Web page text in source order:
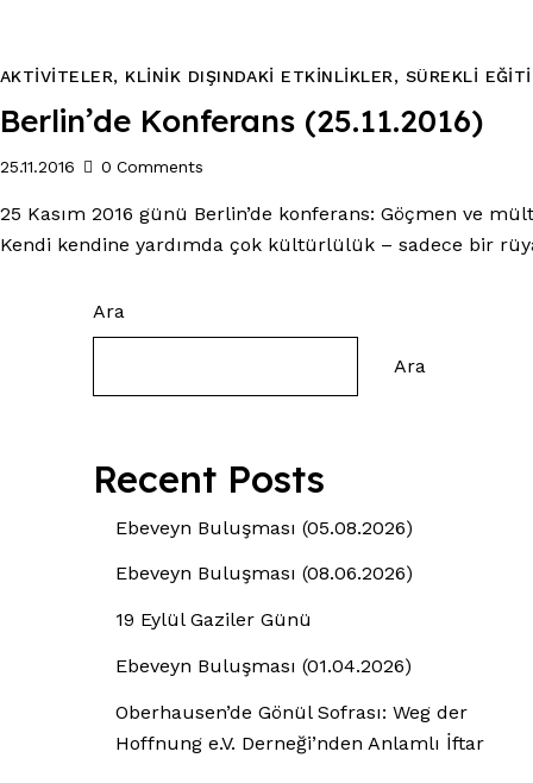
AKTİVİTELER, KLİNİK DIŞINDAKİ ETKİNLİKLER, SÜREKLİ
Berlin’de Konferans (25.11.2016)
25.11.2016 0 Comments
25 Kasım 2016 günü Berlin’de konferans: Göçmen ve
Kendi kendine yardımda çok kültürlülük – sadece bir
Ara
Ara
Recent Posts
Ebeveyn Buluşması (05.08.2026)
Ebeveyn Buluşması (08.06.2026)
19 Eylül Gaziler Günü
Ebeveyn Buluşması (01.04.2026)
Oberhausen’de Gönül Sofrası: Weg der
Hoffnung e.V. Derneği’nden Anlamlı İftar